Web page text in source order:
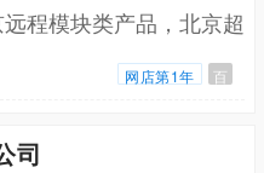
程模块类产品，北京超
网店第1年 百
司